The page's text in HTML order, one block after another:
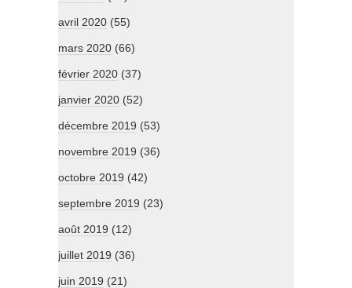
avril 2020 (55)
mars 2020 (66)
février 2020 (37)
janvier 2020 (52)
décembre 2019 (53)
novembre 2019 (36)
octobre 2019 (42)
septembre 2019 (23)
août 2019 (12)
juillet 2019 (36)
juin 2019 (21)